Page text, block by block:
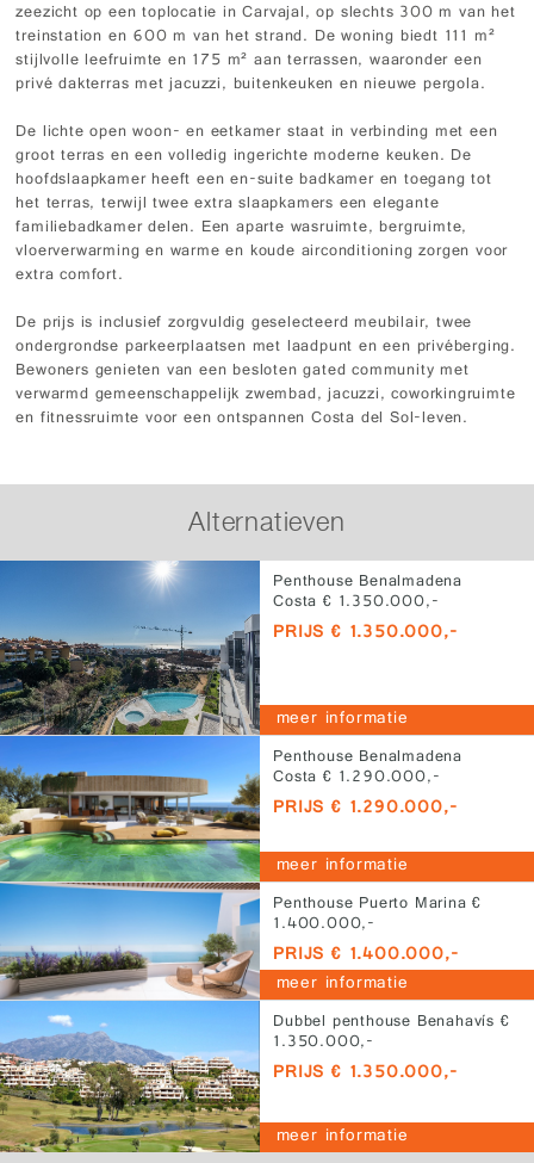
zeezicht op een toplocatie in Carvajal, op slechts 300 m van het
treinstation en 600 m van het strand. De woning biedt 111 m²
stijlvolle leefruimte en 175 m² aan terrassen, waaronder een
privé dakterras met jacuzzi, buitenkeuken en nieuwe pergola.
De lichte open woon- en eetkamer staat in verbinding met een
groot terras en een volledig ingerichte moderne keuken. De
hoofdslaapkamer heeft een en-suite badkamer en toegang tot
het terras, terwijl twee extra slaapkamers een elegante
familiebadkamer delen. Een aparte wasruimte, bergruimte,
vloerverwarming en warme en koude airconditioning zorgen voor
extra comfort.
De prijs is inclusief zorgvuldig geselecteerd meubilair, twee
ondergrondse parkeerplaatsen met laadpunt en een privéberging.
Bewoners genieten van een besloten gated community met
verwarmd gemeenschappelijk zwembad, jacuzzi, coworkingruimte
en fitnessruimte voor een ontspannen Costa del Sol-leven.
Alternatieven
Penthouse Benalmadena
Costa € 1.350.000,-
PRIJS € 1.350.000,-
meer informatie
Penthouse Benalmadena
Costa € 1.290.000,-
PRIJS € 1.290.000,-
meer informatie
Penthouse Puerto Marina €
1.400.000,-
PRIJS € 1.400.000,-
meer informatie
Dubbel penthouse Benahavís €
1.350.000,-
PRIJS € 1.350.000,-
meer informatie